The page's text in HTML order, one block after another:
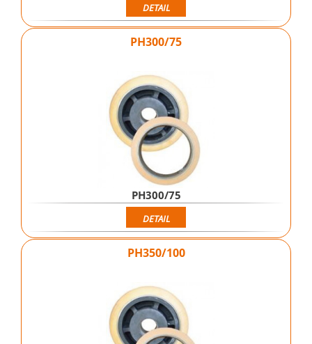
DETAIL
PH300/75
PH300/75
DETAIL
PH350/100